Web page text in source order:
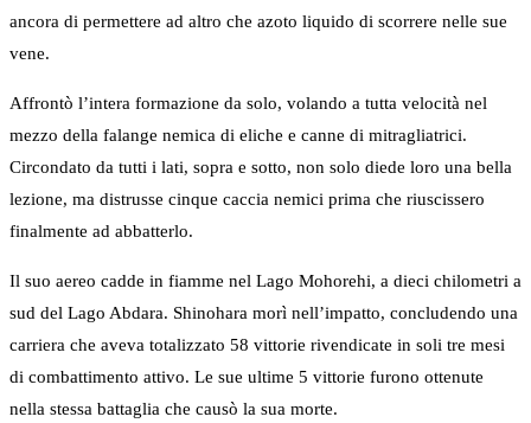
ancora di permettere ad altro che azoto liquido di scorrere nelle sue
vene.
Affrontò l’intera formazione da solo, volando a tutta velocità nel
mezzo della falange nemica di eliche e canne di mitragliatrici.
Circondato da tutti i lati, sopra e sotto, non solo diede loro una bella
lezione, ma distrusse cinque caccia nemici prima che riuscissero
finalmente ad abbatterlo.
Il suo aereo cadde in fiamme nel Lago Mohorehi, a dieci chilometri a
sud del Lago Abdara. Shinohara morì nell’impatto, concludendo una
carriera che aveva totalizzato 58 vittorie rivendicate in soli tre mesi
di combattimento attivo. Le sue ultime 5 vittorie furono ottenute
nella stessa battaglia che causò la sua morte.